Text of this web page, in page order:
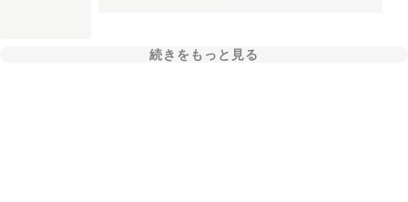
続きをもっと見る